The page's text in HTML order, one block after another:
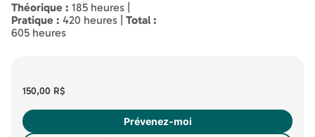
Théorique : 185 heures |
Pratique : 420 heures | Total :
605 heures
150,00 R$
Prévenez-moi